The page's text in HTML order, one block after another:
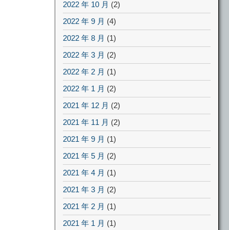
2022 年 10 月 (2)
2022 年 9 月 (4)
2022 年 8 月 (1)
2022 年 3 月 (2)
2022 年 2 月 (1)
2022 年 1 月 (2)
2021 年 12 月 (2)
2021 年 11 月 (2)
2021 年 9 月 (1)
2021 年 5 月 (2)
2021 年 4 月 (1)
2021 年 3 月 (2)
2021 年 2 月 (1)
2021 年 1 月 (1)